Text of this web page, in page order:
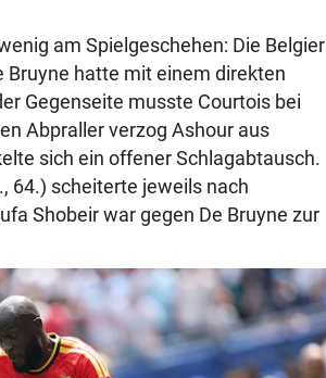
am Spielgeschehen: Die Belgier
hatte mit einem direkten
Gegenseite musste Courtois bei
Abpraller verzog Ashour aus
sich ein offener Schlagabtausch.
64.) scheiterte jeweils nach
Shobeir war gegen De Bruyne zur